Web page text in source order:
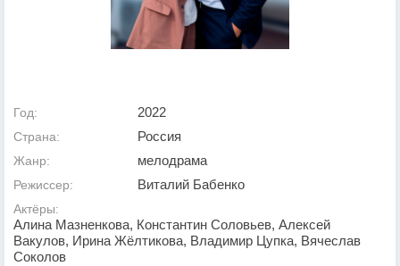
Год: 2022
Страна: Россия
Жанр: мелодрама
Режиссер: Виталий Бабенко
Актёры:
Алина Мазненкова, Константин Соловьев, Алексей
Вакулов, Ирина Жёлтикова, Владимир Цупка, Вячеслав
Соколов